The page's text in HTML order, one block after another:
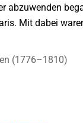
abzuwenden
Mit dabei
(1776–1810)